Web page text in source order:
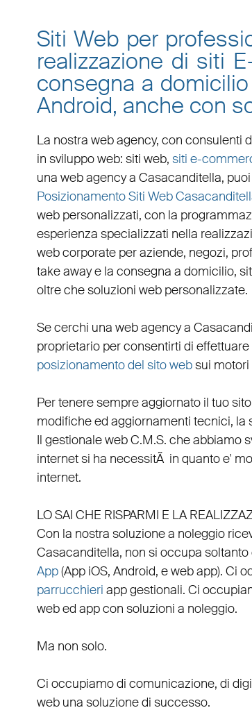
Siti Web per
realizzazione di siti
consegna a
Android, anche con
La nostra web agency, con consulenti
in sviluppo web: siti web, siti e-
una web agency a Casacanditella,
Posizionamento Siti Web
web personalizzati, con la
esperienza specializzati nella
web corporateperaziende, negozi,
take awaye la consegna a domicilio,
oltre chesoluzioni web personalizzate.
Se cerchi una web agency a
proprietario per consentirti di
posizionamento del sito websui motori
Per tenere sempre aggiornato il tuo
modifiche ed aggiornamenti tecnici, la
Il gestionale web C.M.S. che abbiamo
internet si ha necessitÃ in quanto e'
internet.
LO SAI CHE RISPARMI E LA
Con la nostra soluzione a noleggio
Casacanditella, non si occupa soltanto
App(App iOS, Android, eweb app). Ci
parrucchieri app gestionali. Ci
webed appcon soluzioni a noleggio.
Ma non solo.
Ci occupiamo di comunicazione, di
web una soluzione di successo.